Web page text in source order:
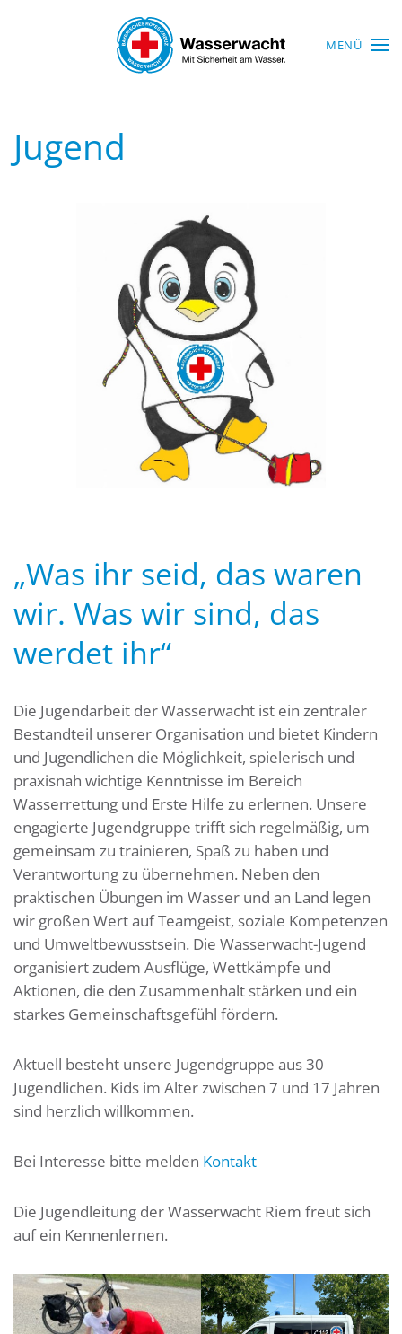
Skip to main content MENÜ
Jugend
„Was ihr seid, das waren
wir. Was wir sind, das
werdet ihr“
Die Jugendarbeit der Wasserwacht ist ein zentraler
Bestandteil unserer Organisation und bietet Kindern
und Jugendlichen die Möglichkeit, spielerisch und
praxisnah wichtige Kenntnisse im Bereich
Wasserrettung und Erste Hilfe zu erlernen. Unsere
engagierte Jugendgruppe trifft sich regelmäßig, um
gemeinsam zu trainieren, Spaß zu haben und
Verantwortung zu übernehmen. Neben den
praktischen Übungen im Wasser und an Land legen
wir großen Wert auf Teamgeist, soziale Kompetenzen
und Umweltbewusstsein. Die Wasserwacht-Jugend
organisiert zudem Ausflüge, Wettkämpfe und
Aktionen, die den Zusammenhalt stärken und ein
starkes Gemeinschaftsgefühl fördern.
Aktuell besteht unsere Jugendgruppe aus 30
Jugendlichen. Kids im Alter zwischen 7 und 17 Jahren
sind herzlich willkommen.
Bei Interesse bitte melden Kontakt
Die Jugendleitung der Wasserwacht Riem freut sich
auf ein Kennenlernen.